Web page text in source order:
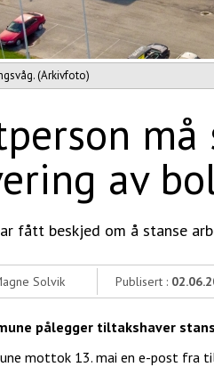
(Arkivfoto)
av
fått beskjed om å stanse
Solvik Publisert :
pålegger tiltakshaver
mottok 13. mai en e-post fra